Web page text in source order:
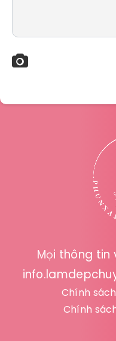
Mọi thông tin
Chính
Chính